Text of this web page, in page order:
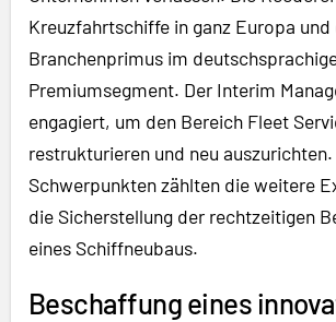
Kreuzfahrtschiffe in ganz Europa und
Branchenprimus im
Premiumsegment. Der Interim
engagiert, um den Bereich Fleet
restrukturieren und neu
Schwerpunkten zählten die weitere
die Sicherstellung der rechtzeitigen
eines Schiffneubaus.
Beschaffung eines